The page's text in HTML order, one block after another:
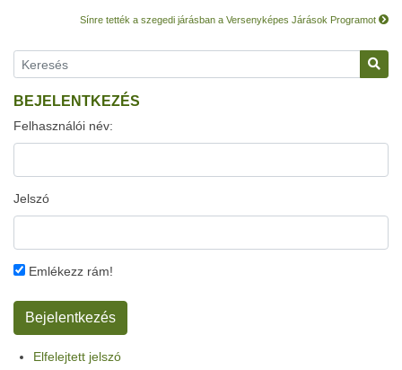
Sínre tették a szegedi járásban a Versenyképes Járások Programot
BEJELENTKEZÉS
Felhasználói név:
Jelszó
Emlékezz rám!
Elfelejtett jelszó